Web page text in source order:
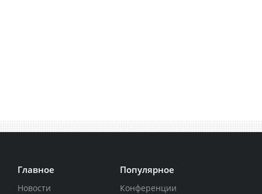
Главное
Новости
Популярное
Конференции